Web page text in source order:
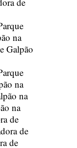
na
Galpão
na
na
na
de
de
de